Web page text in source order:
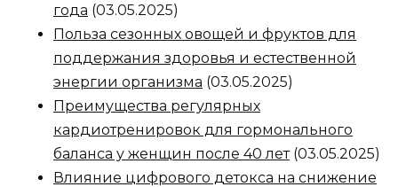
года (03.05.2025)
Польза сезонных овощей и фруктов для
поддержания здоровья и естественной
энергии организма (03.05.2025)
Преимущества регулярных
кардиотренировок для гормонального
баланса у женщин после 40 лет (03.05.2025)
Влияние цифрового детокса на снижение